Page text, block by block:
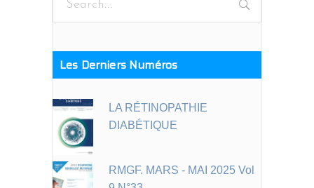
Les Derniers Numéros
LA RÉTINOPATHIE
DIABÉTIQUE
RMGF. MARS - MAI 2025 Vol